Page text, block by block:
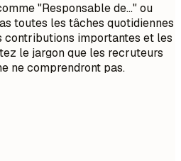
"Responsable de..." ou
toutes les tâches quotidiennes
contributions importantes et les
le jargon que les recruteurs
ne comprendront pas.